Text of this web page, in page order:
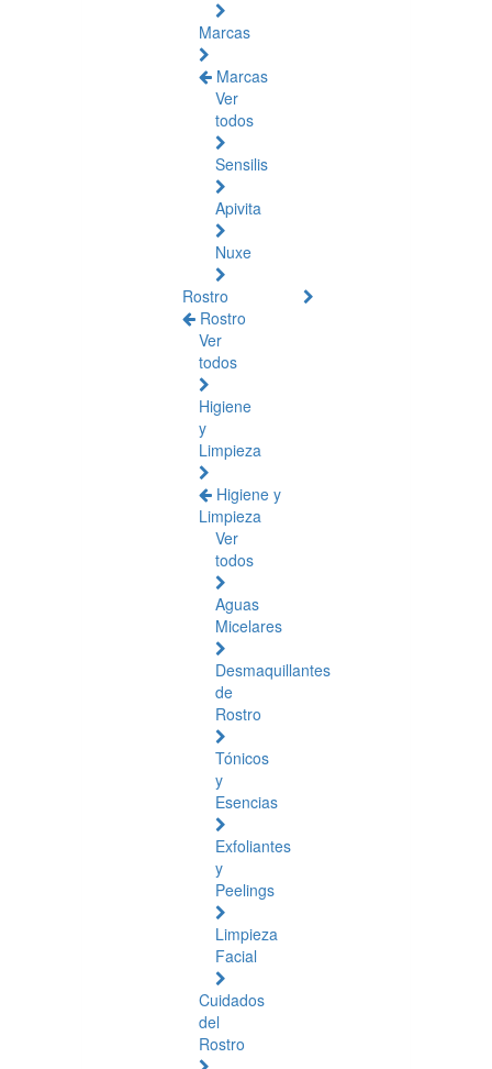
Marcas
Marcas
Ver
todos
Sensilis
Apivita
Nuxe
Rostro
Rostro
Ver
todos
Higiene
y
Limpieza
Higiene y
Limpieza
Ver
todos
Aguas
Micelares
Desmaquillantes
de
Rostro
Tónicos
y
Esencias
Exfoliantes
y
Peelings
Limpieza
Facial
Cuidados
del
Rostro